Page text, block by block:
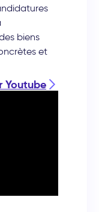
biens
et
Youtube